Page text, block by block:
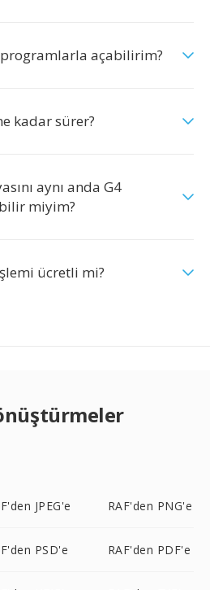
programlarla açabilirim?
kadar sürer?
aynı anda G4
miyim?
ücretli mi?
JPEG'e RAF'den PNG'e
PSD'e RAF'den PDF'e